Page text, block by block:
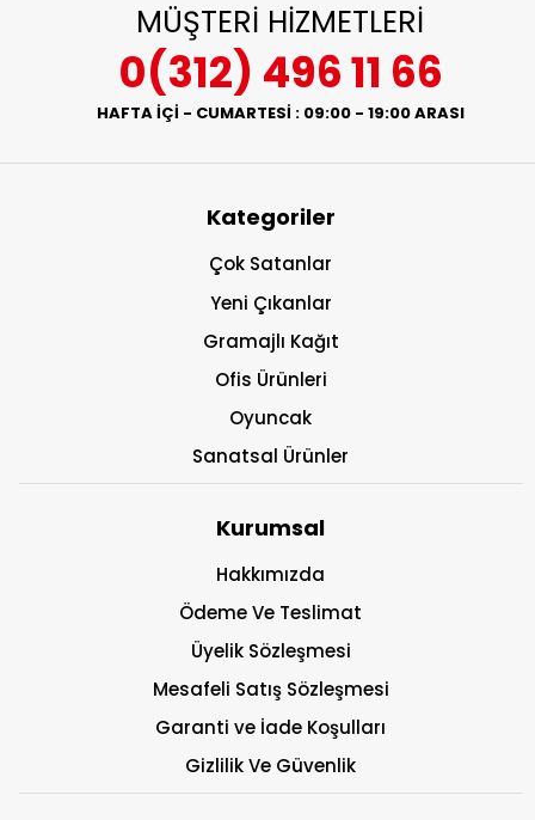
MÜŞTERİ HİZMETLERİ
0(312) 496 11 66
HAFTA İÇİ - CUMARTESİ : 09:00 - 19:00 ARASI
Kategoriler
Çok Satanlar
Yeni Çıkanlar
Gramajlı Kağıt
Ofis Ürünleri
Oyuncak
Sanatsal Ürünler
Kurumsal
Hakkımızda
Ödeme Ve Teslimat
Üyelik Sözleşmesi
Mesafeli Satış Sözleşmesi
Garanti ve İade Koşulları
Gizlilik Ve Güvenlik